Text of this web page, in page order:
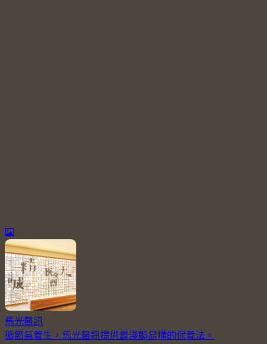
馬光醫訊
循節氣養生，馬光醫訊提供最淺顯易懂的保養法。